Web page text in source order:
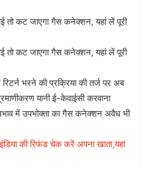
तो कट जाएगा गैस कनेक्शन, यहां लें पूरी
तो कट जाएगा गैस कनेक्शन, यहां लें पूरी
भरने की प्रक्रिया की तर्ज पर अब
यानी ई-केवाईसी करवाना
में उपभोक्ता का गैस कनेक्शन अवैध भी
की रिफंड चेक करें अपना खाता,यहां